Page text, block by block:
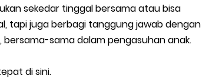
sekedar tinggal bersama atau bisa
tapi juga berbagi tanggung jawab dengan
sama dalam pengasuhan anak.
di sini.